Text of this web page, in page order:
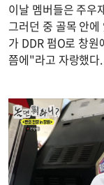
이날 멤버들은 주우
그러던 중 골목 안
가 DDR 펌O로 창
쯤에"라고 자랑했다.